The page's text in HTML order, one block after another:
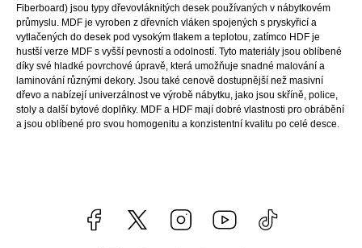
Fiberboard) jsou typy dřevovláknitých desek používaných v nábytkovém
průmyslu. MDF je vyroben z dřevních vláken spojených s pryskyřicí a
vytlačených do desek pod vysokým tlakem a teplotou, zatímco HDF je
hustší verze MDF s vyšší pevností a odolností. Tyto materiály jsou oblíbené
díky své hladké povrchové úpravě, která umožňuje snadné malování a
laminování různými dekory. Jsou také cenově dostupnější než masivní
dřevo a nabízejí univerzálnost ve výrobě nábytku, jako jsou skříně, police,
stoly a další bytové doplňky. MDF a HDF mají dobré vlastnosti pro obrábění
a jsou oblíbené pro svou homogenitu a konzistentní kvalitu po celé desce.
Facebook NataliNabytek
Instagram YouTube